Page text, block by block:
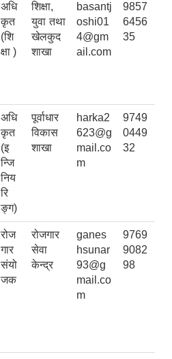
अधि
कृत
(शि
क्षा )
शिक्षा,
युवा तथा
खेलकुद
शाखा
basantj
oshi01
4@gm
ail.com
9857
6456
35
अधि
कृत
(इ
न्जि
निय
रि
ङ्ग)
पूर्वाधार
विकास
शाखा
harka2
623@g
mail.co
m
9749
0449
32
रोज
गार
संयो
जक
रोजगार
सेवा
केन्द्र
ganes
hsunar
93@g
mail.co
m
9769
9082
98